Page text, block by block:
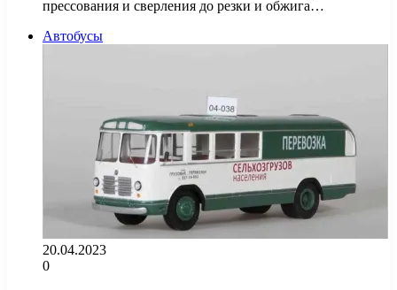
прессования и сверления до резки и обжига…
Автобусы
20.04.2023
0